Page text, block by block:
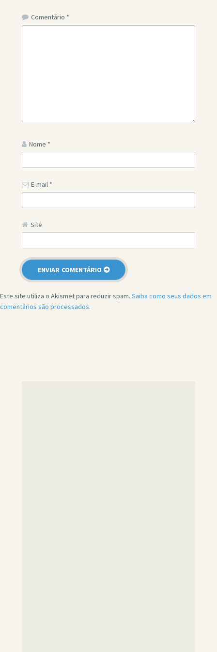
Comentário *
Nome *
E-mail *
Site
Este site utiliza o Akismet para reduzir spam. Saiba como seus dados em
comentários são processados.